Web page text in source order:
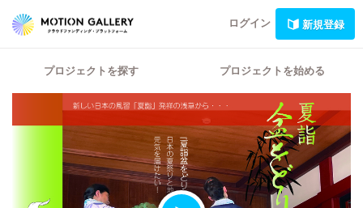
ログイン 新規登録
プロジェクトを探す プロジェクトを始める